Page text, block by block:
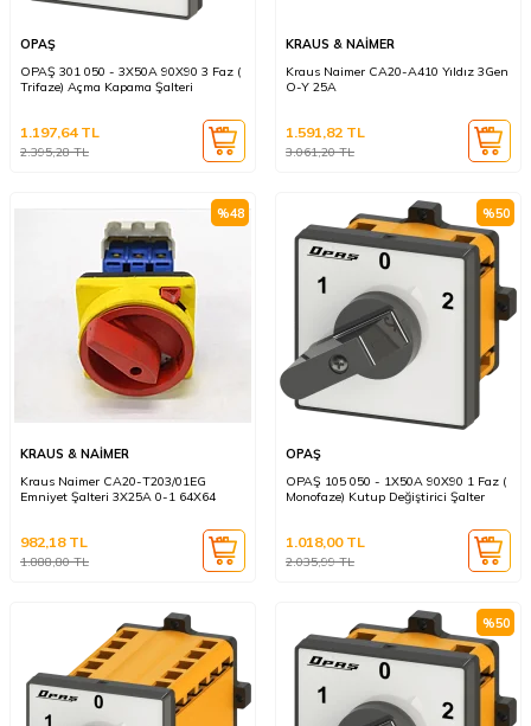
OPAŞ
OPAŞ 301 050 - 3X50A 90X90 3 Faz (
Trifaze) Açma Kapama Şalteri
2.395,28TL
1.197,64TL
KRAUS & NAİMER
Kraus Naimer CA20-A410 Yıldız 3Gen
O-Y 25A
3.061,20TL
1.591,82 TL
%48
KRAUS & NAİMER
Kraus Naimer CA20-T203/01EG
Emniyet Şalteri 3X25A 0-1 64X64
1.888,80TL
982,18TL
%50
OPAŞ
OPAŞ 105 050 - 1X50A 90X90 1 Faz (
Monofaze) Kutup Değiştirici Şalter
2.035,99TL
1.018,00TL
%50